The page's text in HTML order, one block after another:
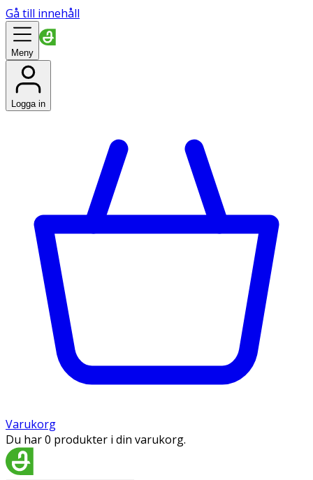
Gå till innehåll
Meny
Logga in
Varukorg
Du har 0 produkter i din varukorg.